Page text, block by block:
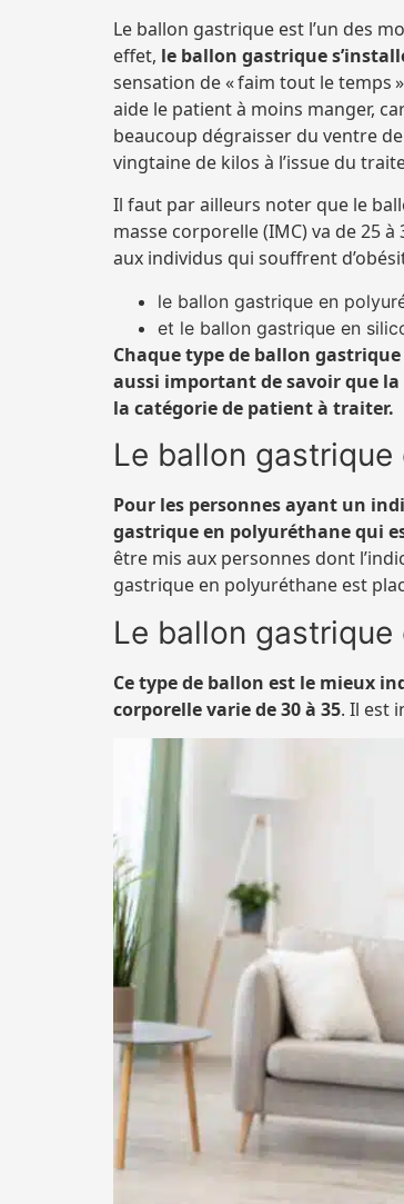
Le ballon gastrique est l’un des
effet, le ballon gastrique
sensation de « faim tout le temps
aide le patient à moins manger,
beaucoup dégraisser du ventre
vingtaine de kilos à l’issue du
Il faut par ailleurs noter que le
masse corporelle (IMC) va de 25
aux individus qui souffrent
le ballon gastrique en
et le ballon gastrique en
Chaque type de ballon
aussi important de savoir que
la catégorie de patient à traiter.
Le ballon
Pour les personnes ayant un
gastrique en polyuréthane qui
être mis aux personnes dont
gastrique en polyuréthane est
Le ballon
Ce type de ballon est le mieux
corporelle varie de 30 à 35. Il est